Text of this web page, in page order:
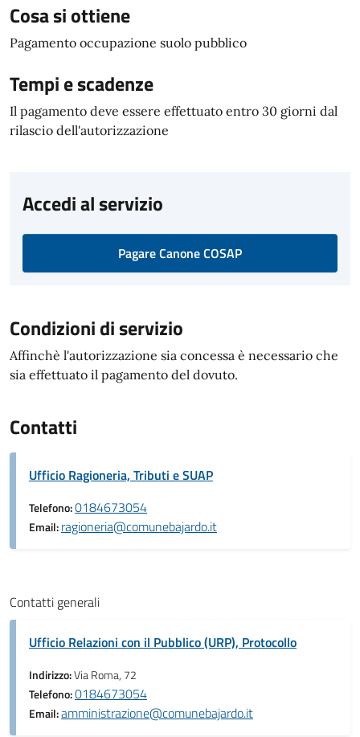
Cosa si ottiene
Pagamento occupazione suolo pubblico
Tempi e scadenze
Il pagamento deve essere effettuato entro 30 giorni dal
rilascio dell'autorizzazione
Accedi al servizio
Pagare Canone COSAP
Condizioni di servizio
Affinchè l'autorizzazione sia concessa è necessario che
sia effettuato il pagamento del dovuto.
Contatti
Ufficio Ragioneria, Tributi e SUAP
Telefono:0184673054
Email:ragioneria@comunebajardo.it
Contatti generali
Ufficio Relazioni con il Pubblico (URP), Protocollo
Indirizzo:Via Roma, 72
Telefono:0184673054
Email:amministrazione@comunebajardo.it